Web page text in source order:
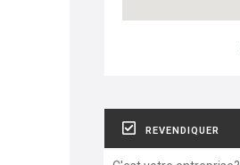
REVENDIQUER